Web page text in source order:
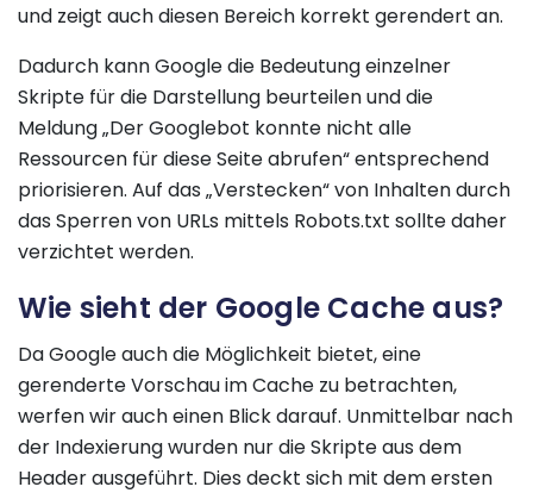
und zeigt auch diesen Bereich korrekt gerendert an.
Dadurch kann Google die Bedeutung einzelner
Skripte für die Darstellung beurteilen und die
Meldung „Der Googlebot konnte nicht alle
Ressourcen für diese Seite abrufen“ entsprechend
priorisieren. Auf das „Verstecken“ von Inhalten durch
das Sperren von URLs mittels Robots.txt sollte daher
verzichtet werden.
Wie sieht der Google Cache aus?
Da Google auch die Möglichkeit bietet, eine
gerenderte Vorschau im Cache zu betrachten,
werfen wir auch einen Blick darauf. Unmittelbar nach
der Indexierung wurden nur die Skripte aus dem
Header ausgeführt. Dies deckt sich mit dem ersten